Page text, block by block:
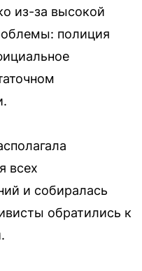
из-за высокой
полиция
всех
и собиралась
обратились к